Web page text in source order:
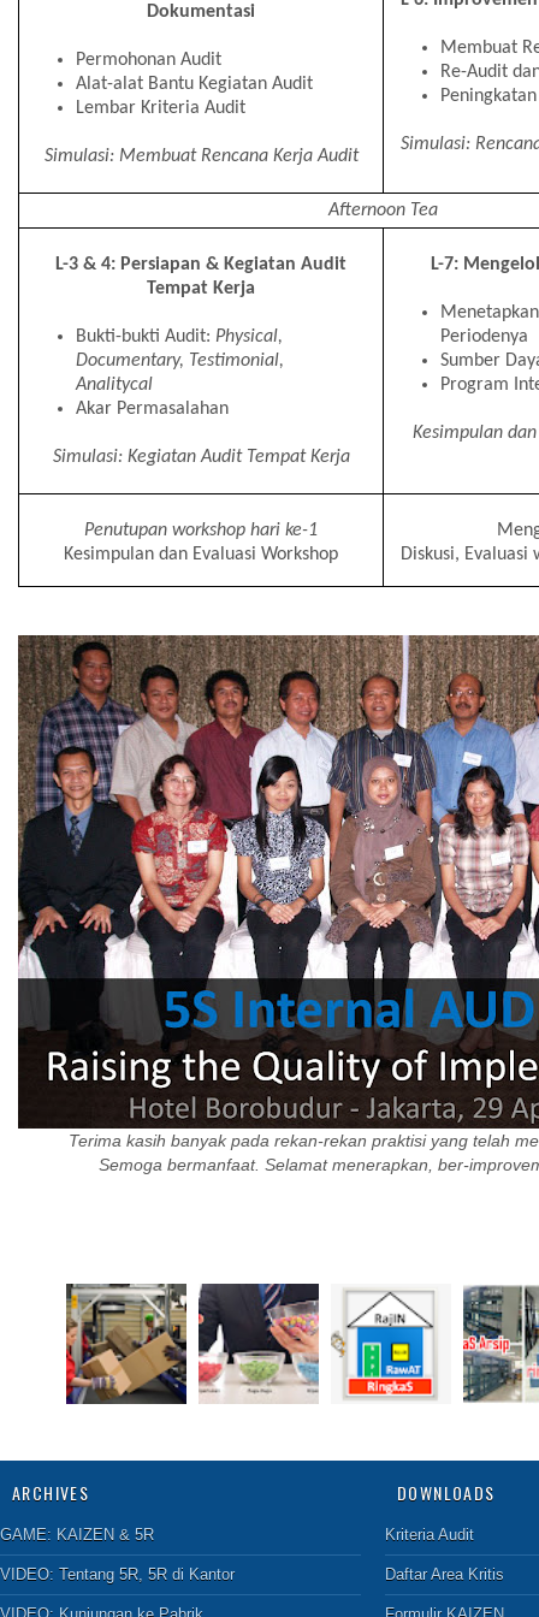
Dokumentasi
Permohonan Audit
Alat-alat Bantu Kegiatan Audit
Lembar Kriteria Audit
Simulasi: Membuat Rencana Kerja Audit
Membuat
Re-Audit
Simulasi:
Afternoon Tea
L-3 & 4: Persiapan & Kegiatan Audit
Tempat Kerja
Bukti-bukti Audit: Physical,
Documentary, Testimonial,
Analitycal
Akar Permasalahan
Simulasi: Kegiatan Audit Tempat Kerja
L-7:
Periodenya
Sumber
Program
Kesimpulan
Penutupan workshop hari ke-1
Kesimpulan dan Evaluasi Workshop
Diskusi, Evaluasi
Terima kasih banyak pada rekan-rekan praktisi yang telah
Semoga bermanfaat. Selamat menerapkan, ber-
ARCHIVES
GAME: KAIZEN & 5R
VIDEO: Tentang 5R 5R di Kantor
DOWNLOADS
Kriteria Audit
Daftar Area Kritis